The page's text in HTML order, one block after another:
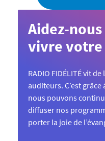
Aidez-
vivre
RADIO FIDÉLITÉ vit
auditeurs. C’est
nous pouvons
diffuser nos
porter la joie de